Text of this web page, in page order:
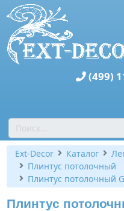
(499)
Ext-Decor Каталог
Плинтус потолочный
Плинтус потолочный
Плинтус